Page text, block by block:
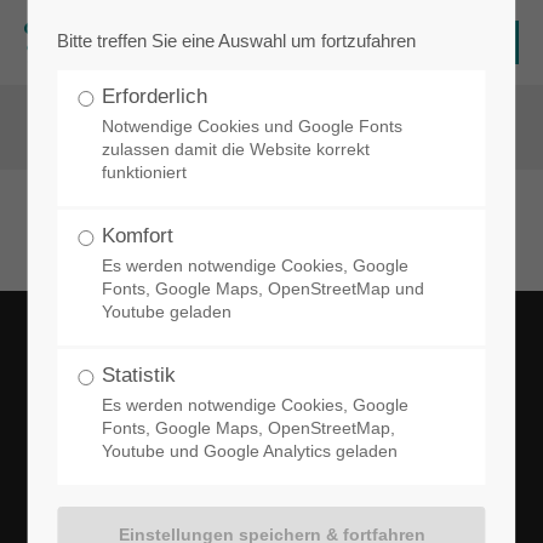
Benutzername
Passwort
Anmelden
Register|Lost your password?
Support
Hausarztpraxis für Sendenhorst, Albersloh Everswinkel, Drensteinfurt, Vorhelm,
Ahlen, Warendorf, Münster und Senden mit Leistungen wie: Disease-Management-
Programmen (DMP), Behandlung mit elastischen Stoffpflastern: Kinesio-Tape, Chi
Bitte treffen Sie eine Auswahl um fortzufahren
Erforderlich
Notwendige Cookies und Google Fonts
zulassen damit die Website korrekt
funktioniert
Komfort
Es werden notwendige Cookies, Google
Fonts, Google Maps, OpenStreetMap und
Youtube geladen
Statistik
Es werden notwendige Cookies, Google
Fonts, Google Maps, OpenStreetMap,
Youtube und Google Analytics geladen